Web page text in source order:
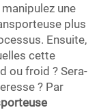
une
plus
Ensuite,
cette
ou froid ? Sera-
? Par